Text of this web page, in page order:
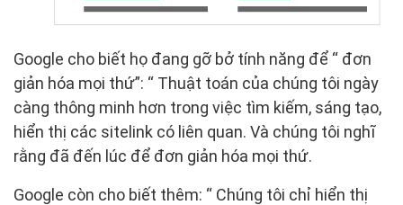
Google cho biết họ đang gỡ bở tính năng để “ đơn
giản hóa mọi thứ”: “ Thuật toán của chúng tôi ngày
càng thông minh hơn trong việc tìm kiếm, sáng tạo,
hiển thị các sitelink có liên quan. Và chúng tôi nghĩ
rằng đã đến lúc để đơn giản hóa mọi thứ.
Google còn cho biết thêm: “ Chúng tôi chỉ hiển thị